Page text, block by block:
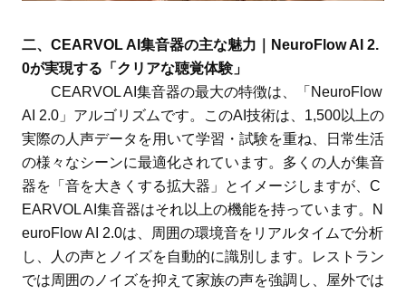
二、CEARVOL AI集音器の主な魅力｜NeuroFlow AI 2.
0が実現する「クリアな聴覚体験」
CEARVOL AI集音器の最大の特徴は、「NeuroFlow
AI 2.0」アルゴリズムです。このAI技術は、1,500以上の
実際の人声データを用いて学習・試験を重ね、日常生活
の様々なシーンに最適化されています。多くの人が集音
器を「音を大きくする拡大器」とイメージしますが、C
EARVOL AI集音器はそれ以上の機能を持っています。N
euroFlow AI 2.0は、周囲の環境音をリアルタイムで分析
し、人の声とノイズを自動的に識別します。レストラン
では周囲のノイズを抑えて家族の声を強調し、屋外では